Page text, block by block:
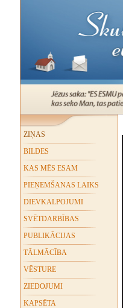
ZIŅAS
BILDES
KAS MĒS ESAM
PIEŅEMŠANAS LAIKS
DIEVKALPOJUMI
SVĒTDARBĪBAS
PUBLIKĀCIJAS
TĀLMĀCĪBA
VĒSTURE
ZIEDOJUMI
KAPSĒTA